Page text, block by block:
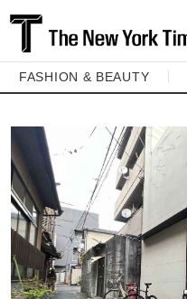
FASHION & BEAUTY